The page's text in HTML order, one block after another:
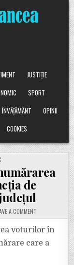
JUSTIȚIE
SPORT
ÎNVĂȚĂMÂNT
OPINII
COOKIES
de
A COMMENT
PNL
A
CERUT
RENUMĂRAREA
VOTURILOR
voturilor în
care a